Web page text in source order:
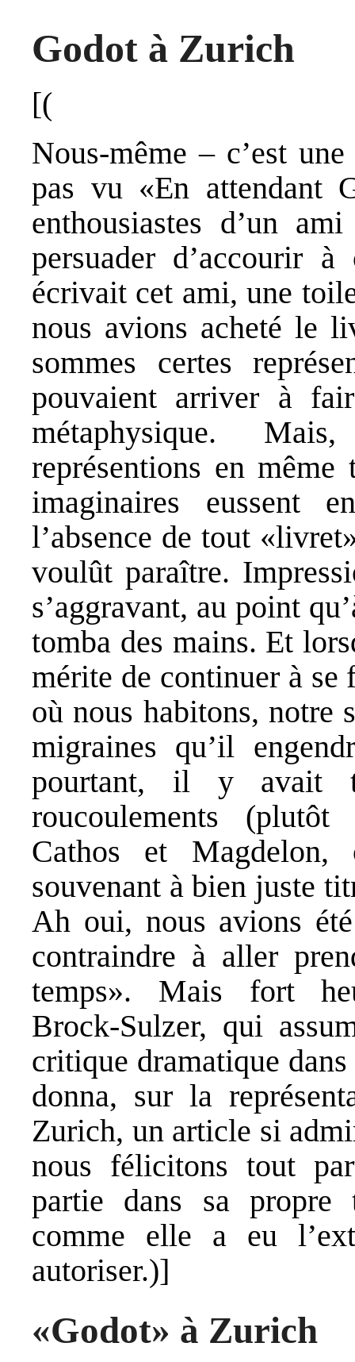
Godot à Zurich
[(
Nous-même – c’est
pas vu «En attendant
enthousiastes d’un
persuader d’accourir
écrivait cet ami, une
nous avions acheté le
sommes certes
pouvaient arriver à
métaphysique.
représentions en même
imaginaires eussent
l’absence de tout
voulût paraître.
s’aggravant, au point
tomba des mains. Et
mérite de continuer à
où nous habitons, notre
migraines qu’il
pourtant, il y avait
roucoulements (plutôt
Cathos et
souvenant à bien juste
Ah oui, nous avions
contraindre à aller
temps». Mais fort
Brock-Sulzer, qui
critique dramatique
donna, sur la
Zurich, un article si
nous félicitons tout
partie dans sa propre
comme elle a eu
autoriser.)]
«Godot» à Zurich